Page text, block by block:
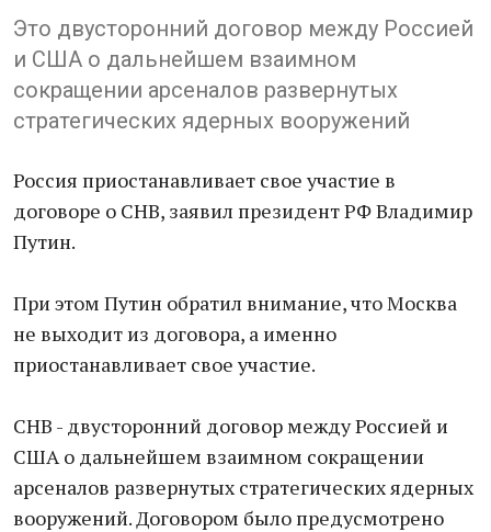
Это двусторонний договор между Россией
и США о дальнейшем взаимном
сокращении арсеналов развернутых
стратегических ядерных вооружений
Россия приостанавливает свое участие в
договоре о СНВ, заявил президент РФ Владимир
Путин.
При этом Путин обратил внимание, что Москва
не выходит из договора, а именно
приостанавливает свое участие.
СНВ - двусторонний договор между Россией и
США о дальнейшем взаимном сокращении
арсеналов развернутых стратегических ядерных
вооружений. Договором было предусмотрено